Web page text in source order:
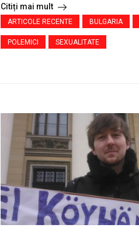
Citiți mai mult
ARTICOLE RECENTE BULGARIA
POLEMICI SEXUALITATE